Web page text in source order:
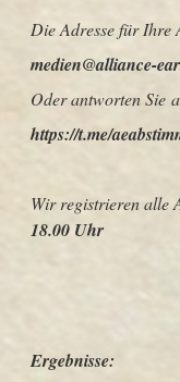
Die Adresse für Ihre
medien@alliance-
Oder antworten Sie
https://t.me/
Wir registrieren alle
18.00 Uhr
Ergebnisse: